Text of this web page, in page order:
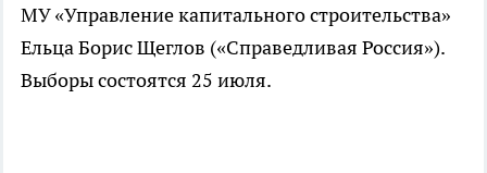
МУ «Управление капитального строительства»
Ельца Борис Щеглов («Справедливая Россия»).
Выборы состоятся 25 июля.